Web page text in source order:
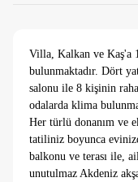
Villa, Kalkan ve Kaş'a
bulunmaktadır. Dört
salonu ile 8 kişinin
odalarda klima
Her türlü donanım ve
tatiliniz boyunca
balkonu ve terası ile,
unutulmaz Akdeniz